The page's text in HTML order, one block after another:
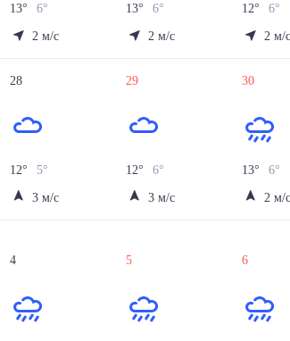
13° 6°
2 м/с
13° 6°
2 м/с
12° 6°
2 м/
28
12° 5°
3 м/с
29
12° 6°
3 м/с
30
13° 6°
2 м/
4 5 6